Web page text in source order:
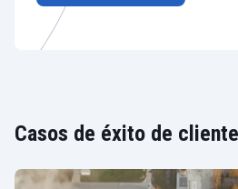
Casos de éxito de